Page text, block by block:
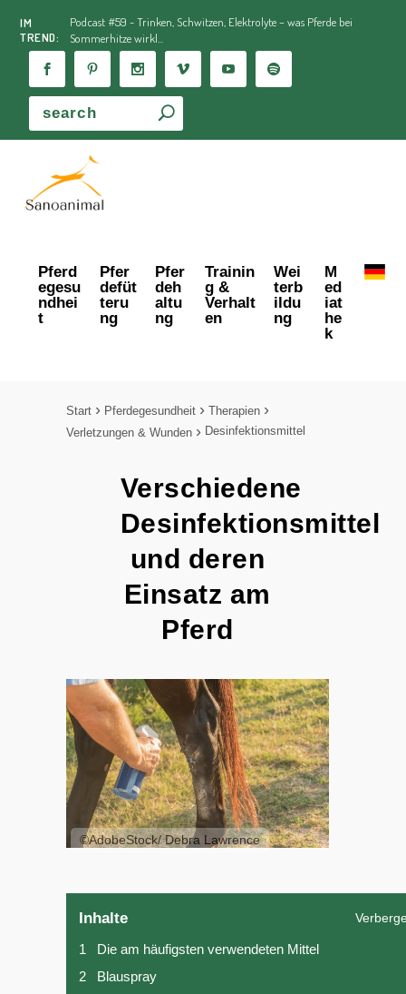
IM
TREND:
Podcast #59 - Trinken, Schwitzen, Elektrolyte – was Pferde bei
Sommerhitze wirkl...
Pferd
egesu
ndhei
t
Pfer
defüt
teru
ng
Pfer
deh
altu
ng
Trainin
g &
Verhalt
en
Wei
terb
ildu
ng
M
ed
iat
he
k
Start Pferdegesundheit
Therapien
Verletzungen & Wunden
Desinfektionsmittel
Verschiedene
Desinfektionsmittel
und deren
Einsatz am
Pferd
©AdobeStock/ Debra Lawrence
Inhalte
1
Die am häufigsten verwendeten Mittel
2
Blauspray